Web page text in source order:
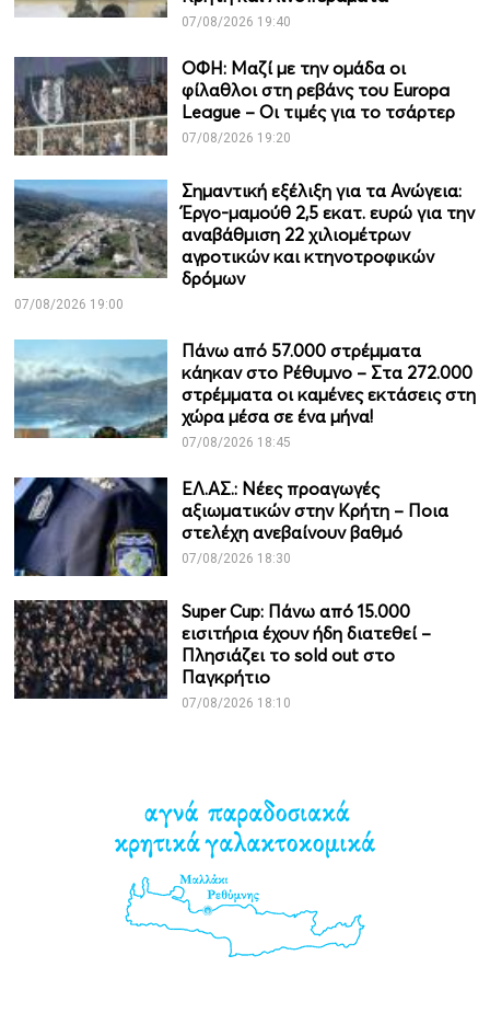
07/08/2026 19:40
ΟΦΗ: Μαζί με την ομάδα οι
φίλαθλοι στη ρεβάνς του Europa
League – Οι τιμές για το τσάρτερ
07/08/2026 19:20
Σημαντική εξέλιξη για τα Ανώγεια:
Έργο-μαμούθ 2,5 εκατ. ευρώ για την
αναβάθμιση 22 χιλιομέτρων
αγροτικών και κτηνοτροφικών
δρόμων
07/08/2026 19:00
Πάνω από 57.000 στρέμματα
κάηκαν στο Ρέθυμνο – Στα 272.000
στρέμματα οι καμένες εκτάσεις στη
χώρα μέσα σε ένα μήνα!
07/08/2026 18:45
ΕΛ.ΑΣ.: Νέες προαγωγές
αξιωματικών στην Κρήτη – Ποια
στελέχη ανεβαίνουν βαθμό
07/08/2026 18:30
Super Cup: Πάνω από 15.000
εισιτήρια έχουν ήδη διατεθεί –
Πλησιάζει το sold out στο
Παγκρήτιο
07/08/2026 18:10